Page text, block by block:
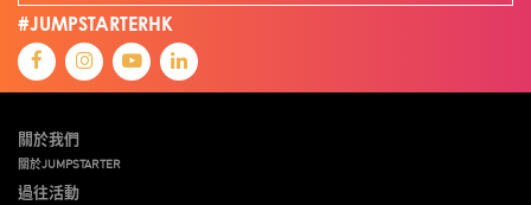
#JUMPSTARTERHK
關於我們
關於JUMPSTARTER
過往活動